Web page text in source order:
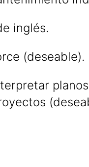
inglés.
(deseable).